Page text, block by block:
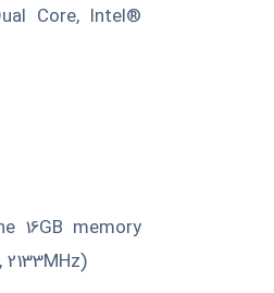
Core, Intel®
16GB memory